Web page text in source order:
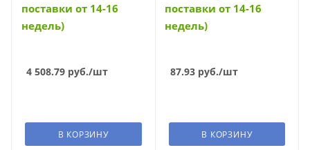
поставки от 14-16
недель)
4 508.79 руб./шт
В КОРЗИНУ
поставки от 14-16
недель)
87.93руб./шт
В КОРЗИНУ